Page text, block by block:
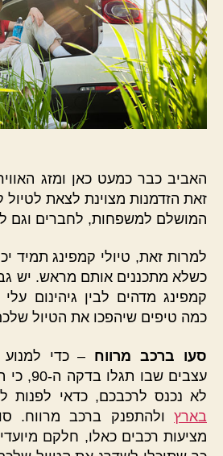
האביב כבר כמעט כאן ומזג
זאת הזדמנות מצוינת לצאת לטיול
המושלם למשפחות, לחברים וגם
למרות זאת, טיולי קמפינג תמיד
כשלא מתכננים אותם מראש. יש
קמפינג מדהים לבין גיהינום
כמה טיפים שיהפכו את הטיול
סעו ברכב מרווח – כדי
עצבים
לא נכנס לרכבכם, כדאי לפנות
בארץ ולהתפנק ברכב מרווח.
מציעות רכבים כאלו, חלקם